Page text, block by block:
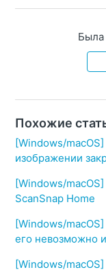
Была
Похожие
[Windows/
изображении
[Windows/
ScanSnap Home
[Windows/
его невозможно
[Windows/